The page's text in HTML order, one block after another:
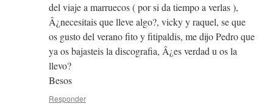
del viaje a marruecos ( por si da tiempo a verlas ),
Â¿necesitais que lleve algo?, vicky y raquel, se que
os gusto del verano fito y fitipaldis, me dijo Pedro que
ya os bajasteis la discografia, Â¿es verdad u os la
llevo?
Besos
Responder